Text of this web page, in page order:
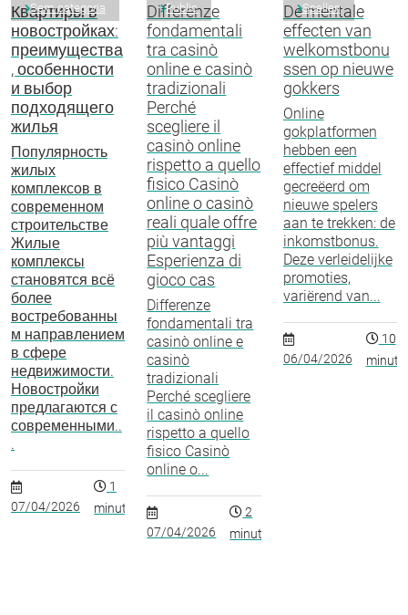
Sem categoria
Квартиры в
новостройках:
преимущества
, особенности
и выбор
подходящего
жилья
Популярность
жилых
комплексов в
современном
строительстве
Жилые
комплексы
становятся всё
более
востребованны
м направлением
в сфере
недвижимости.
Новостройки
предлагаются с
современными..
.
07/04/2026
1
minuto
Public
Differenze
fondamentali
tra casinò
online e casinò
tradizionali
Perché
scegliere il
casinò online
rispetto a quello
fisico Casinò
online o casinò
reali quale offre
più vantaggi
Esperienza di
gioco cas
Differenze
fondamentali tra
casinò online e
casinò
tradizionali
Perché scegliere
il casinò online
rispetto a quello
fisico Casinò
online o...
07/04/2026
2
minutos
Spellen
De mentale
effecten van
welkomstbonu
ssen op nieuwe
gokkers
Online
gokplatformen
hebben een
effectief middel
gecreëerd om
nieuwe spelers
aan te trekken: de
inkomstbonus.
Deze verleidelijke
promoties,
variërend van...
06/04/2026
10